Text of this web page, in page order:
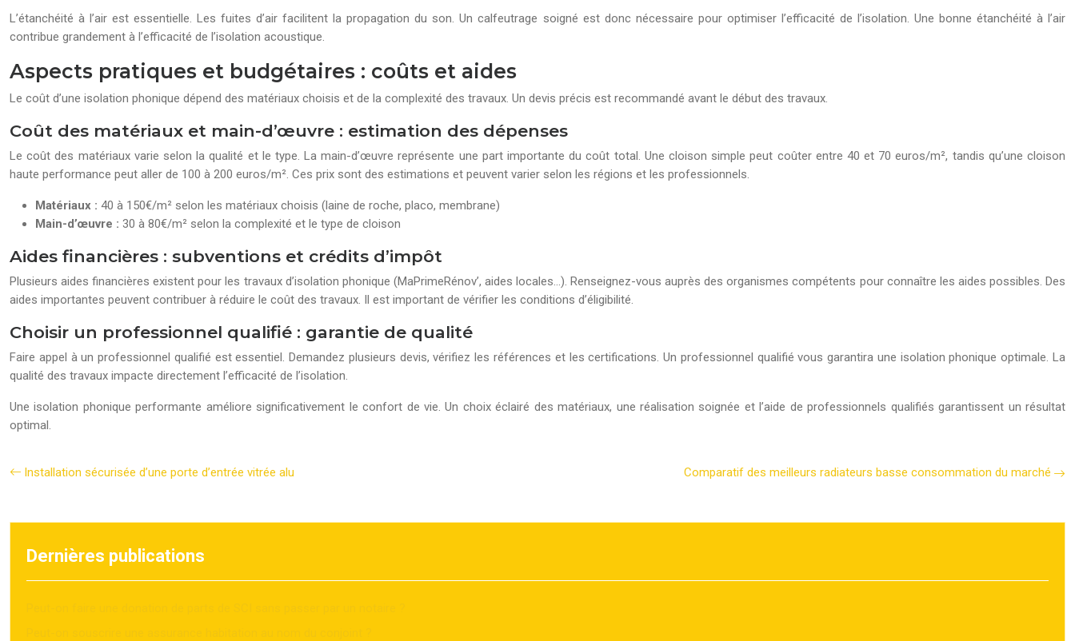
L’étanchéité à l’air est essentielle. Les fuites d’air facilitent la propagation du son. Un calfeutrage soigné est donc nécessaire pour optimiser l’efficacité de l’isolation. Une bonne étanchéité à l’air
contribue grandement à l’efficacité de l’isolation acoustique.
Aspects pratiques et budgétaires : coûts et aides
Le coût d’une isolation phonique dépend des matériaux choisis et de la complexité des travaux. Un devis précis est recommandé avant le début des travaux.
Coût des matériaux et main-d’œuvre : estimation des dépenses
Le coût des matériaux varie selon la qualité et le type. La main-d’œuvre représente une part importante du coût total. Une cloison simple peut coûter entre 40 et 70 euros/m², tandis qu’une cloison
haute performance peut aller de 100 à 200 euros/m². Ces prix sont des estimations et peuvent varier selon les régions et les professionnels.
Matériaux : 40 à 150€/m² selon les matériaux choisis (laine de roche, placo, membrane)
Main-d’œuvre : 30 à 80€/m² selon la complexité et le type de cloison
Aides financières : subventions et crédits d’impôt
Plusieurs aides financières existent pour les travaux d’isolation phonique (MaPrimeRénov’, aides locales…). Renseignez-vous auprès des organismes compétents pour connaître les aides possibles. Des
aides importantes peuvent contribuer à réduire le coût des travaux. Il est important de vérifier les conditions d’éligibilité.
Choisir un professionnel qualifié : garantie de qualité
Faire appel à un professionnel qualifié est essentiel. Demandez plusieurs devis, vérifiez les références et les certifications. Un professionnel qualifié vous garantira une isolation phonique optimale. La
qualité des travaux impacte directement l’efficacité de l’isolation.
Une isolation phonique performante améliore significativement le confort de vie. Un choix éclairé des matériaux, une réalisation soignée et l’aide de professionnels qualifiés garantissent un résultat
optimal.
Installation sécurisée d’une porte d’entrée vitrée alu Comparatif des meilleurs radiateurs basse consommation du marché
Dernières publications